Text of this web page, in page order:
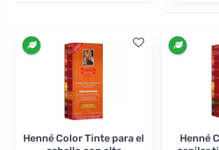
Henné Color Tinte para el
Henné